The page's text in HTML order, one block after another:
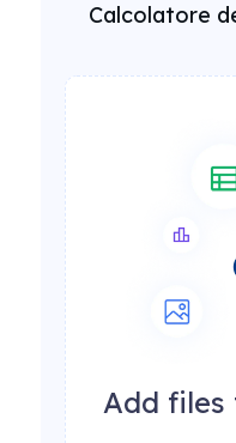
Calcolatore
Add files